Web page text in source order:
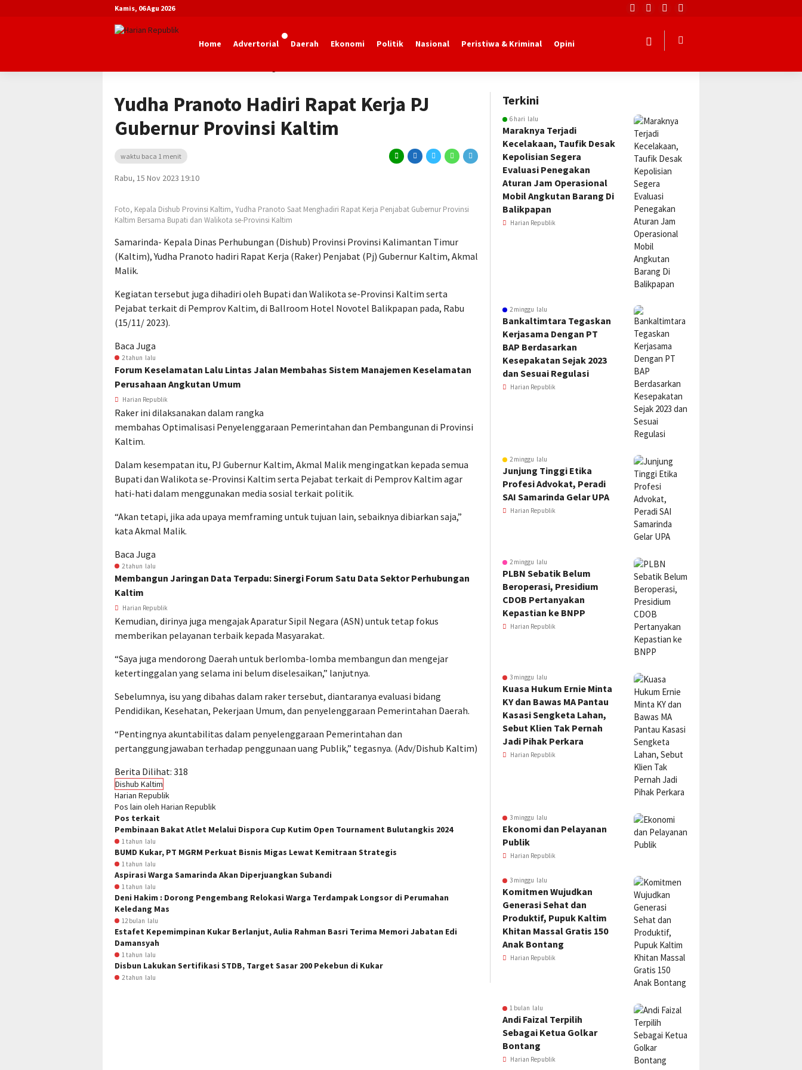
Kamis, 06 Agu 2026
Home Advertorial Daerah Ekonomi Politik Nasional Peristiwa & Kriminal Opini
Yudha Pranoto Hadiri Rapat Kerja PJ
Gubernur Provinsi Kaltim
waktu baca 1 menit
Rabu, 15 Nov 2023 19:10
Foto, Kepala Dishub Provinsi Kaltim, Yudha Pranoto Saat Menghadiri Rapat Kerja Penjabat Gubernur Provinsi
Kaltim Bersama Bupati dan Walikota se-Provinsi Kaltim
Samarinda- Kepala Dinas Perhubungan (Dishub) Provinsi Provinsi Kalimantan Timur
(Kaltim), Yudha Pranoto hadiri Rapat Kerja (Raker) Penjabat (Pj) Gubernur Kaltim, Akmal
Malik.
Kegiatan tersebut juga dihadiri oleh Bupati dan Walikota se-Provinsi Kaltim serta
Pejabat terkait di Pemprov Kaltim, di Ballroom Hotel Novotel Balikpapan pada, Rabu
(15/11/ 2023).
Baca Juga
2 tahun lalu
Forum Keselamatan Lalu Lintas Jalan Membahas Sistem Manajemen Keselamatan
Perusahaan Angkutan Umum
Harian Republik
Raker ini dilaksanakan dalam rangka
membahas Optimalisasi Penyelenggaraan Pemerintahan dan Pembangunan di Provinsi
Kaltim.
Dalam kesempatan itu, PJ Gubernur Kaltim, Akmal Malik mengingatkan kepada semua
Bupati dan Walikota se-Provinsi Kaltim serta Pejabat terkait di Pemprov Kaltim agar
hati-hati dalam menggunakan media sosial terkait politik.
“Akan tetapi, jika ada upaya memframing untuk tujuan lain, sebaiknya dibiarkan saja,”
kata Akmal Malik.
Baca Juga
2 tahun lalu
Membangun Jaringan Data Terpadu: Sinergi Forum Satu Data Sektor Perhubungan
Kaltim
Harian Republik
Kemudian, dirinya juga mengajak Aparatur Sipil Negara (ASN) untuk tetap fokus
memberikan pelayanan terbaik kepada Masyarakat.
“Saya juga mendorong Daerah untuk berlomba-lomba membangun dan mengejar
ketertinggalan yang selama ini belum diselesaikan,” lanjutnya.
Sebelumnya, isu yang dibahas dalam raker tersebut, diantaranya evaluasi bidang
Pendidikan, Kesehatan, Pekerjaan Umum, dan penyelenggaraan Pemerintahan Daerah.
“Pentingnya akuntabilitas dalam penyelenggaraan Pemerintahan dan
pertanggungjawaban terhadap penggunaan uang Publik,” tegasnya. (Adv/Dishub Kaltim)
Berita Dilihat: 318
Dishub Kaltim
Harian Republik
Pos lain oleh Harian Republik
Pos terkait
Pembinaan Bakat Atlet Melalui Dispora Cup Kutim Open Tournament Bulutangkis 2024
1 tahun lalu
BUMD Kukar, PT MGRM Perkuat Bisnis Migas Lewat Kemitraan Strategis
1 tahun lalu
Aspirasi Warga Samarinda Akan Diperjuangkan Subandi
1 tahun lalu
Deni Hakim : Dorong Pengembang Relokasi Warga Terdampak Longsor di Perumahan
Keledang Mas
12 bulan lalu
Estafet Kepemimpinan Kukar Berlanjut, Aulia Rahman Basri Terima Memori Jabatan Edi
Damansyah
1 tahun lalu
Disbun Lakukan Sertifikasi STDB, Target Sasar 200 Pekebun di Kukar
2 tahun lalu
Terkini
6 hari lalu
Maraknya Terjadi
Kecelakaan, Taufik Desak
Kepolisian Segera
Evaluasi Penegakan
Aturan Jam Operasional
Mobil Angkutan Barang Di
Balikpapan
Harian Republik
2 minggu lalu
Bankaltimtara Tegaskan
Kerjasama Dengan PT
BAP Berdasarkan
Kesepakatan Sejak 2023
dan Sesuai Regulasi
Harian Republik
2 minggu lalu
Junjung Tinggi Etika
Profesi Advokat, Peradi
SAI Samarinda Gelar UPA
Harian Republik
2 minggu lalu
PLBN Sebatik Belum
Beroperasi, Presidium
CDOB Pertanyakan
Kepastian ke BNPP
Harian Republik
3 minggu lalu
Kuasa Hukum Ernie Minta
KY dan Bawas MA Pantau
Kasasi Sengketa Lahan,
Sebut Klien Tak Pernah
Jadi Pihak Perkara
Harian Republik
3 minggu lalu
Ekonomi dan Pelayanan
Publik
Harian Republik
3 minggu lalu
Komitmen Wujudkan
Generasi Sehat dan
Produktif, Pupuk Kaltim
Khitan Massal Gratis 150
Anak Bontang
Harian Republik
1 bulan lalu
Andi Faizal Terpilih
Sebagai Ketua Golkar
Bontang
Harian Republik